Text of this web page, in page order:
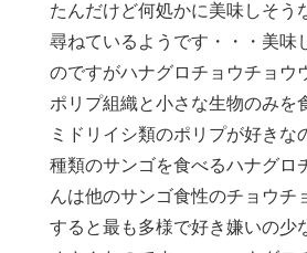
たんだけど何処かに美味しそう
尋ねているようです・・・美味
のですがハナグロチョウチョウ
ポリプ組織と小さな生物のみを
ミドリイシ類のポリプが好きな
種類のサンゴを食べるハナグロ
んは他のサンゴ食性のチョウチ
すると最も多様で好き嫌いの少